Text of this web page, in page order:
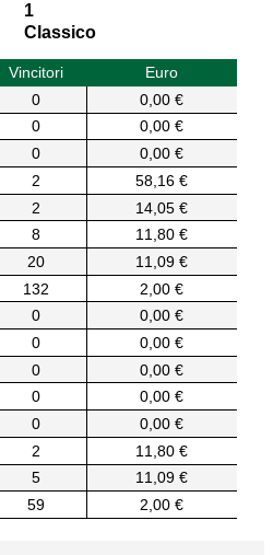
1
Classico
Vincitori
Euro
0
0,00 €
0
0,00 €
0
0,00 €
2
58,16 €
2
14,05 €
8
11,80 €
20
11,09 €
132
2,00 €
0
0,00 €
0
0,00 €
0
0,00 €
0
0,00 €
0
0,00 €
2
11,80 €
5
11,09 €
59 2,00 €